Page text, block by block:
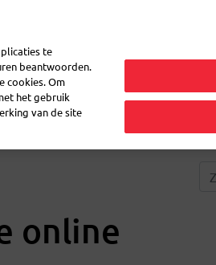
FAQ eShop
online
te
beantwoorden.
cookies. Om
het gebruik
van de site